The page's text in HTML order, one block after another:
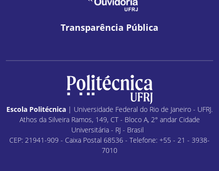
Transparência Pública
Escola Politécnica | Universidade Federal do Rio de Janeiro - UFRJ.
Athos da Silveira Ramos, 149, CT - Bloco A, 2° andar Cidade
Universitária - RJ - Brasil
CEP: 21941-909 - Caixa Postal 68536 - Telefone: +55 - 21 - 3938-
7010